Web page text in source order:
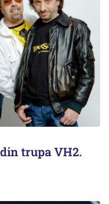
trupa VH2.